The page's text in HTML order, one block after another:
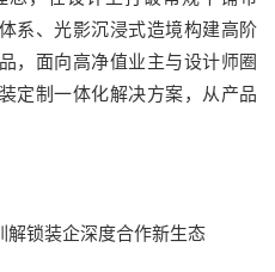
系、光影沉浸式造境构建高阶
，面向高净值业主与设计师圈
定制一体化解决方案，从产品
解锁装企深度合作新生态